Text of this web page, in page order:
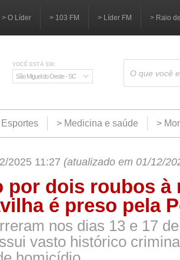
> O Líder > 103 FM > Líder FM > Raio
VOCÊ ESTÁ EM:
São Miguel do Oeste - SC
Esportes > Medicina e saúde >
2025 11:27 (atualizado em 01/12/
por dois roubos à
é preso pela
nos dias 13 e 17
vasto histórico